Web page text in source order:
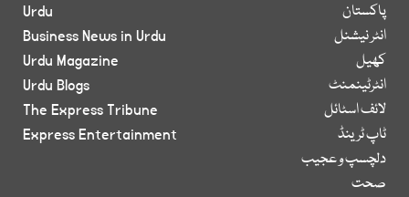
پاکستان
انٹر نیشنل
کھیل
انٹرٹینمنٹ
لائف اسٹائل
ٹاپ ٹرینڈ
دلچسپ و عجیب
صحت
Urdu
Business News in Urdu
Urdu Magazine
Urdu Blogs
The Express Tribune
Express Entertainment